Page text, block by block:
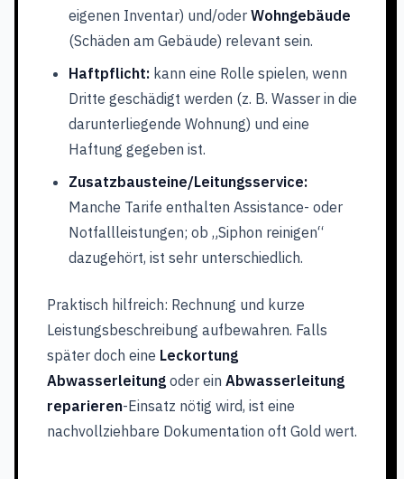
eigenen Inventar) und/oder Wohngebäude
(Schäden am Gebäude) relevant sein.
Haftpflicht: kann eine Rolle spielen, wenn
Dritte geschädigt werden (z. B. Wasser in die
darunterliegende Wohnung) und eine
Haftung gegeben ist.
Zusatzbausteine/Leitungsservice:
Manche Tarife enthalten Assistance- oder
Notfallleistungen; ob „Siphon reinigen“
dazugehört, ist sehr unterschiedlich.
Praktisch hilfreich: Rechnung und kurze
Leistungsbeschreibung aufbewahren. Falls
später doch eine Leckortung
Abwasserleitung oder ein Abwasserleitung
reparieren-Einsatz nötig wird, ist eine
nachvollziehbare Dokumentation oft Gold wert.